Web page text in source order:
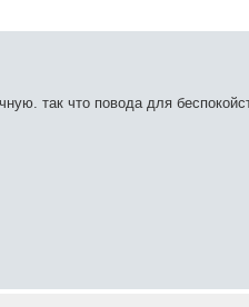
так что повода для